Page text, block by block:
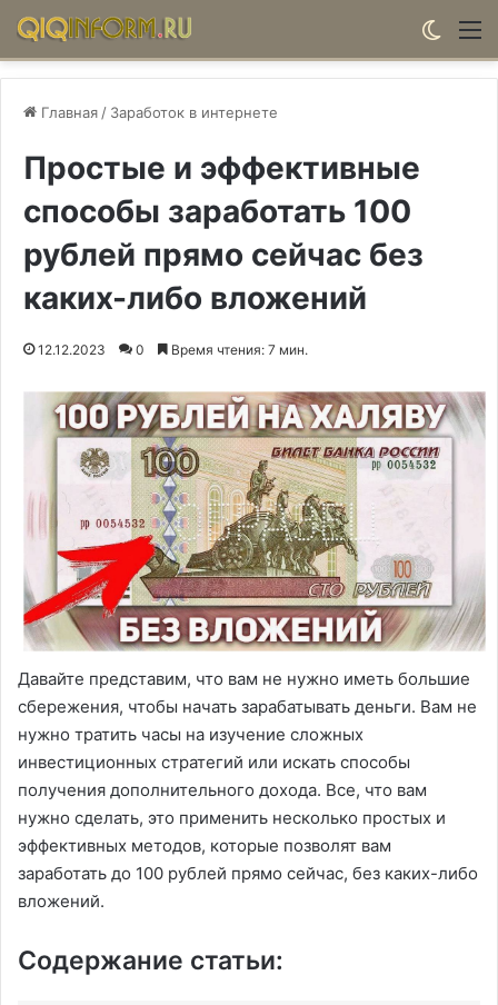
Главная / Заработок в интернете
Простые и эффективные
способы заработать 100
рублей прямо сейчас без
каких-либо вложений
12.12.2023 0 Время чтения: 7 мин.
Давайте представим, что вам не нужно иметь большие
сбережения, чтобы начать зарабатывать деньги. Вам не
нужно тратить часы на изучение сложных
инвестиционных стратегий или искать способы
получения дополнительного дохода. Все, что вам
нужно сделать, это применить несколько простых и
эффективных методов, которые позволят вам
заработать до 100 рублей прямо сейчас, без каких-либо
вложений.
Содержание статьи: